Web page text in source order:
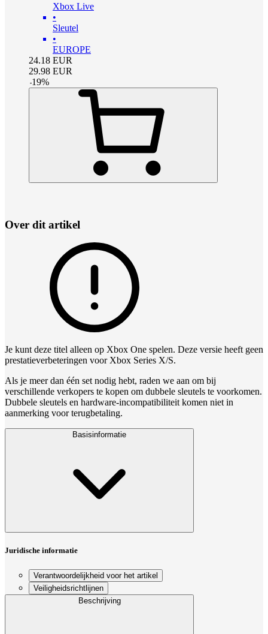
Xbox Live
•
Sleutel
•
EUROPE
24.18 EUR
29.98 EUR
-19%
Over dit artikel
Je kunt deze titel alleen op Xbox One spelen. Deze versie heeft geen
prestatieverbeteringen voor Xbox Series X/S.
Als je meer dan één set nodig hebt, raden we aan om bij
verschillende verkopers te kopen om dubbele sleutels te voorkomen.
Dubbele sleutels en hardware‑incompatibiliteit komen niet in
aanmerking voor terugbetaling.
Basisinformatie
Juridische informatie
Verantwoordelijkheid voor het artikel
Veiligheidsrichtlijnen
Beschrijving